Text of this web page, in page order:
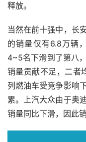
释放。
当然在前十强中，长
的销量仅有6.8万辆
4~5名下滑到了第八
销量贡献不足，二者
列燃油车受竞争影响
累。上汽大众由于奥
销量同比下滑，因此